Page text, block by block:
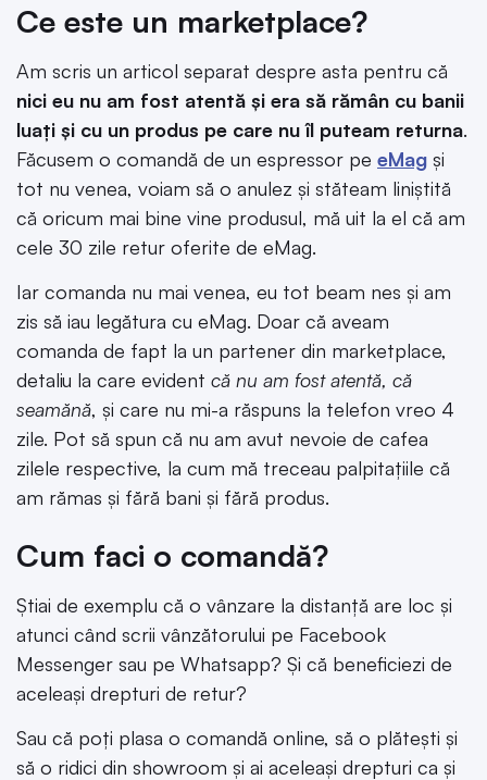
Ce este un marketplace?
Am scris un articol separat despre asta pentru că
nici eu nu am fost atentă și era să rămân cu banii
luați și cu un produs pe care nu îl puteam returna.
Făcusem o comandă de un espressor pe eMag și
tot nu venea, voiam să o anulez și stăteam liniștită
că oricum mai bine vine produsul, mă uit la el că am
cele 30 zile retur oferite de eMag.
Iar comanda nu mai venea, eu tot beam nes și am
zis să iau legătura cu eMag. Doar că aveam
comanda de fapt la un partener din marketplace,
detaliu la care evident că nu am fost atentă, că
seamănă, și care nu mi-a răspuns la telefon vreo 4
zile. Pot să spun că nu am avut nevoie de cafea
zilele respective, la cum mă treceau palpitațiile că
am rămas și fără bani și fără produs.
Cum faci o comandă?
Știai de exemplu că o vânzare la distanță are loc și
atunci când scrii vânzătorului pe Facebook
Messenger sau pe Whatsapp? Și că beneficiezi de
aceleași drepturi de retur?
Sau că poți plasa o comandă online, să o plătești și
să o ridici din showroom și ai aceleași drepturi ca și